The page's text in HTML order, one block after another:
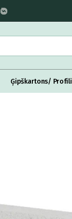
Ģipškartons/ Profili